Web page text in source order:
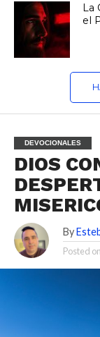
La
el
DEVOCIONALES
DIOS
By
Posted on